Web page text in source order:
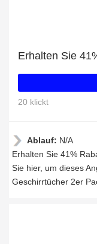
20 klickt
Ablauf: N/A
Erhalten Sie 41%
Sie hier, um dieses
Geschirrtücher 2er